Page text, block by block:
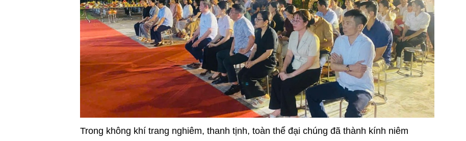
Trong không khí trang nghiêm, thanh tịnh, toàn thể đại chúng đã thành kính niêm